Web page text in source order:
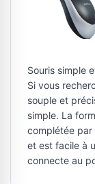
Souris simple
Si vous
souple et
simple. La
complétée
et est facile à
connecte au